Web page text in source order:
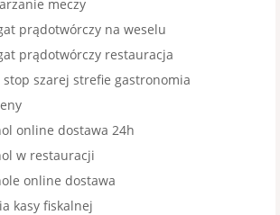
meczy
prądotwórczy na weselu
prądotwórczy restauracja
stop szarej strefie gastronomia
online dostawa 24h
w restauracji
online dostawa
kasy fiskalnej